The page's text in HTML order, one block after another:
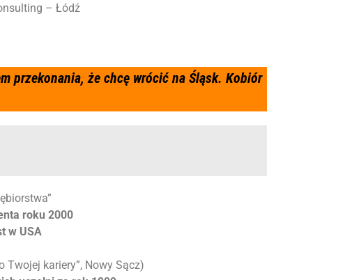
– Łódź
przekonania, że chcę wrócić na Śląsk. Kobiór
roku 2000
w USA
kariery”, Nowy Sącz)